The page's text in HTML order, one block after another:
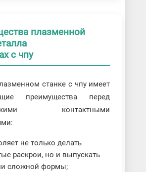
плазменной
с чпу
станке с чпу имеет
преимущества перед
контактными
не только делать
раскрои, но и выпускать
сложной формы;